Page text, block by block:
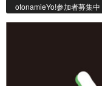
otonamieYo!参加者募集中